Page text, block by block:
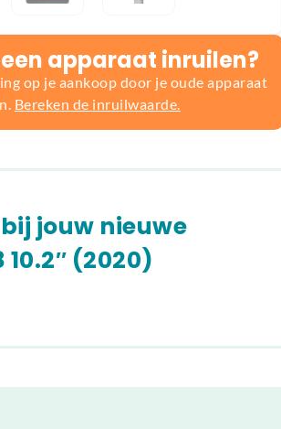
apparaat inruilen?
op je aankoop door je oude apparaat
Bereken de inruilwaarde.
jouw nieuwe
(2020)